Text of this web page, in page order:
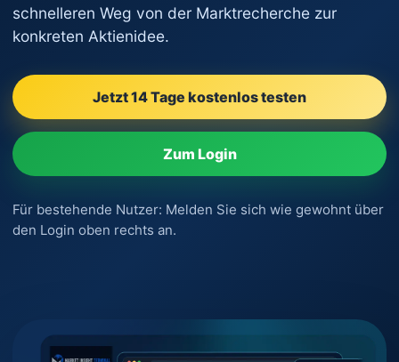
schnelleren Weg von der Marktrecherche zur
konkreten Aktienidee.
Jetzt 14 Tage kostenlos testen
Zum Login
Für bestehende Nutzer: Melden Sie sich wie gewohnt über
den Login oben rechts an.